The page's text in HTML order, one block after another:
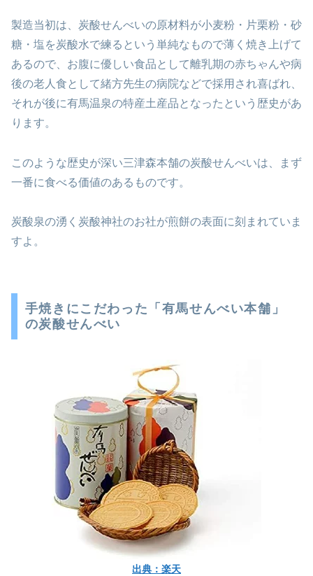
製造当初は、炭酸せんべいの原材料が小麦粉・片栗粉・砂
糖・塩を炭酸水で練るという単純なもので薄く焼き上げて
あるので、お腹に優しい食品として離乳期の赤ちゃんや病
後の老人食として緒方先生の病院などで採用され喜ばれ、
それが後に有馬温泉の特産土産品となったという歴史があ
ります。
このような歴史が深い三津森本舗の炭酸せんべいは、まず
一番に食べる価値のあるものです。
炭酸泉の湧く炭酸神社のお社が煎餅の表面に刻まれていま
すよ。
手焼きにこだわった「有馬せんべい本舗」
の炭酸せんべい
出典：楽天